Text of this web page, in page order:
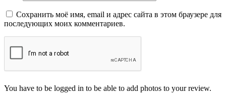
Сохранить моё имя, email и адрес сайта в этом браузере для
последующих моих комментариев.
You have to be logged in to be able to add photos to your review.